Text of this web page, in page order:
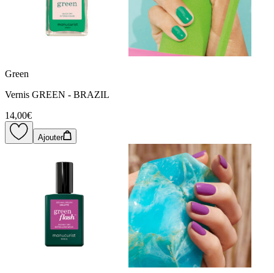
Green
Vernis GREEN - BRAZIL
14,00€
Ajouter